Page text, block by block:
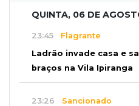
QUINTA, 06 DE
23:45 Flagrante
Ladrão invade casa e
braços na Vila Ipiranga
23:26 Sancionado